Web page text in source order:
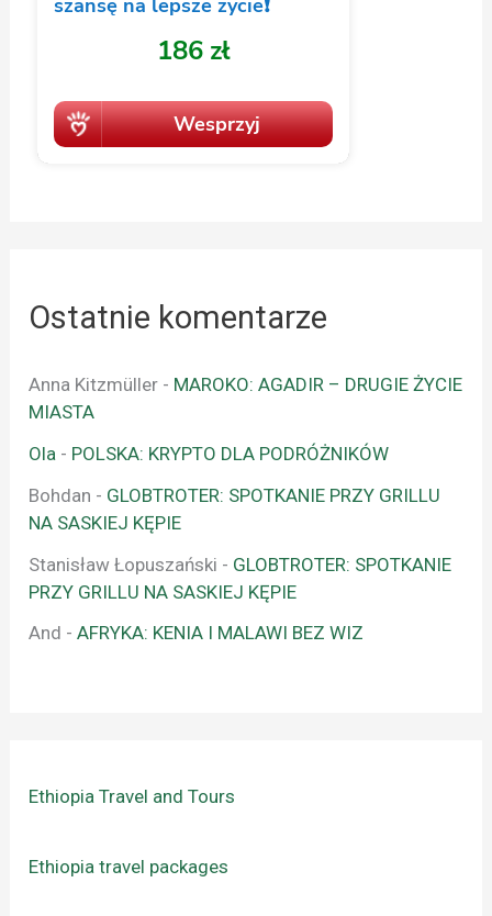
Ostatnie komentarze
Anna Kitzmüller - MAROKO: AGADIR – DRUGIE ŻYCIE
MIASTA
Ola - POLSKA: KRYPTO DLA PODRÓŻNIKÓW
Bohdan - GLOBTROTER: SPOTKANIE PRZY GRILLU
NA SASKIEJ KĘPIE
Stanisław Łopuszański - GLOBTROTER: SPOTKANIE
PRZY GRILLU NA SASKIEJ KĘPIE
And -AFRYKA: KENIA I MALAWI BEZ WIZ
Ethiopia Travel and Tours
Ethiopia travel packages